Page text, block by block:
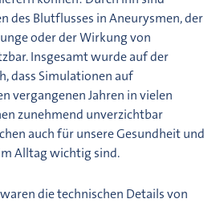
des Blutflusses in Aneurysmen, der
oder der Wirkung von
Insgesamt wurde auf der
dass Simulationen auf
vergangenen Jahren in vielen
zunehmend unverzichtbar
auch für unsere Gesundheit und
Alltag wichtig sind.
die technischen Details von